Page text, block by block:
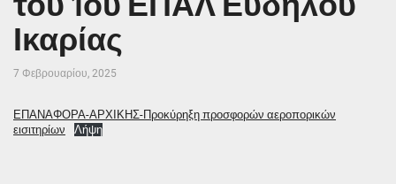
Ικαρίας
7 Φεβρουαρίου, 2025
ΕΠΑΝΑΦΟΡΑ-ΑΡΧΙΚΗΣ-Προκύρηξη προσφορών αεροπορικών
εισιτηρίων
Λήψη